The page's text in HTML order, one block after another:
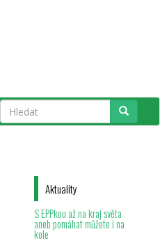
Hledat
Aktuality
S EPPkou až na kraj světa
aneb pomáhat můžete i na
kole